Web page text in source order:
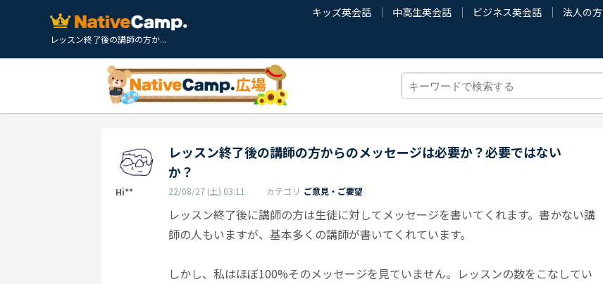
レッスン終了後の講師の方か...
キッズ英会話 中高生英会話 ビジネス英会話 法人の方
Hi**
レッスン終了後の講師の方からのメッセージは必要か？必要ではない
か？
22/08/27 (土) 03:11 カテゴリ ご意見・ご要望
レッスン終了後に講師の方は生徒に対してメッセージを書いてくれます。書かない講
師の人もいますが、基本多くの講師が書いてくれています。
しかし、私はほぼ100%そのメッセージを見ていません。レッスンの数をこなしてい